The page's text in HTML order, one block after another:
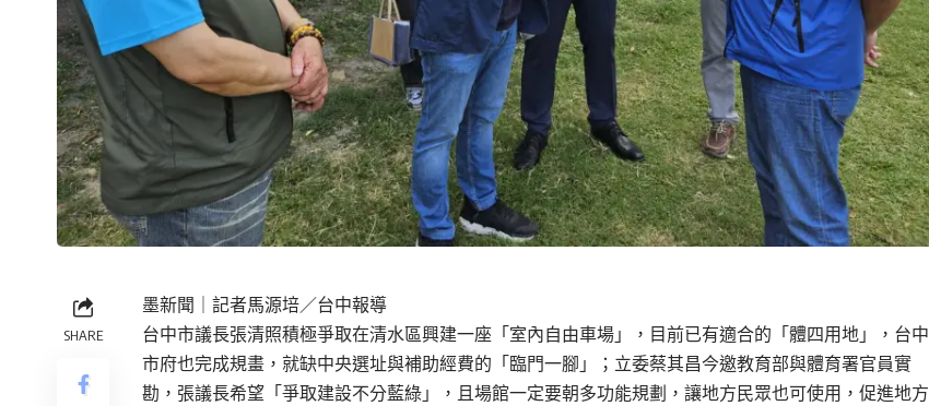
SHARE
墨新聞 ｜記者馬源培／台中報導
台中市議長張清照積極爭取在清水區興建一座「室內自由車場」，目前已有適合的「體四用地」，台中
市府也完成規畫，就缺中央選址與補助經費的「臨門一腳」；立委蔡其昌今邀教育部與體育署官員實
勘，張議長希望「爭取建設不分藍綠」，且場館一定要朝多功能規劃，讓地方民眾也可使用，促進地方